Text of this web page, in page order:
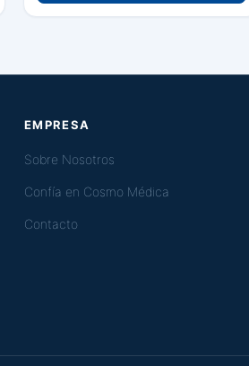
EMPRESA
Sobre Nosotros
Confía en Cosmo Médica
Contacto